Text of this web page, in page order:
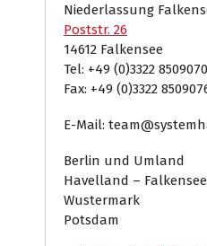
Niederlassung
Poststr. 26
14612 Falkensee
Tel: +49 (0)3322 8509070
Fax: +49 (0)3322
E-Mail:
Berlin und Umland
Havelland –
Wustermark
Potsdam